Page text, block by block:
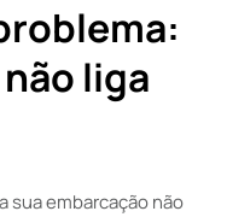
liga
sua embarcação não